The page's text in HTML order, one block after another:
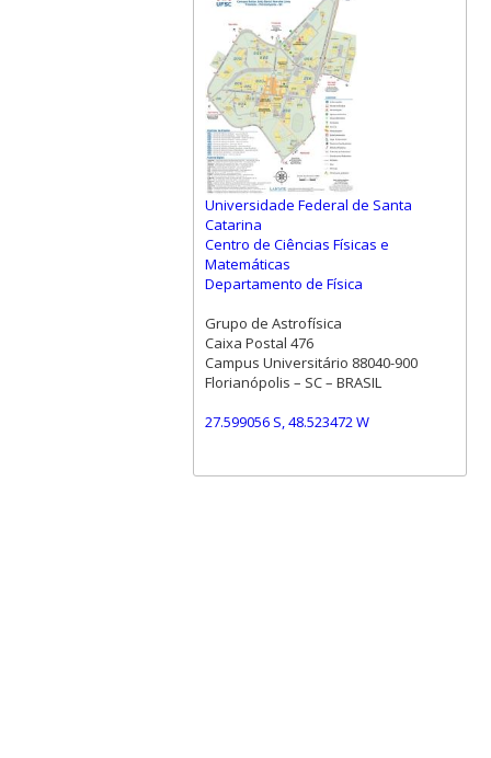
Universidade Federal de Santa
Catarina
Centro de Ciências Físicas e
Matemáticas
Departamento de Física
Grupo de Astrofísica
Caixa Postal 476
Campus Universitário 88040-900
Florianópolis – SC – BRASIL
27.599056 S, 48.523472 W